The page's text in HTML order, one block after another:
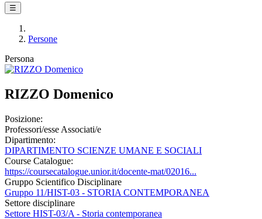
☰
Persone
Persona
RIZZO Domenico
Posizione:
Professori/esse Associati/e
Dipartimento:
DIPARTIMENTO SCIENZE UMANE E SOCIALI
Course Catalogue:
https://coursecatalogue.unior.it/docente-mat/02016...
Gruppo Scientifico Disciplinare
Gruppo 11/HIST-03 - STORIA CONTEMPORANEA
Settore disciplinare
Settore HIST-03/A - Storia contemporanea